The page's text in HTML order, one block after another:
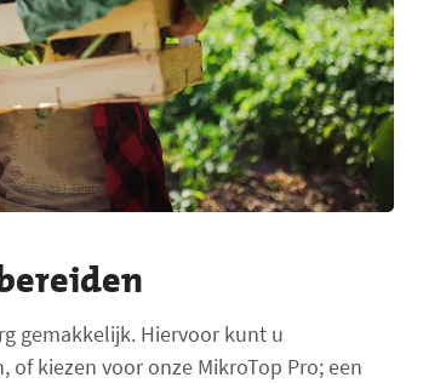
gemakkelijk. Hiervoor kunt u
kiezen voor onze MikroTop Pro; een